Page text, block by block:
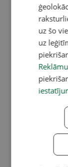
uz šo
uz